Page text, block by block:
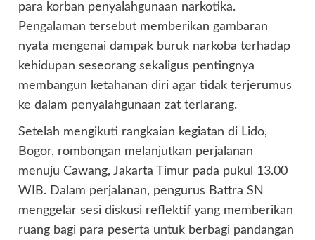
para korban penyalahgunaan narkotika.
Pengalaman tersebut memberikan gambaran
nyata mengenai dampak buruk narkoba terhadap
kehidupan seseorang sekaligus pentingnya
membangun ketahanan diri agar tidak terjerumus
ke dalam penyalahgunaan zat terlarang.
Setelah mengikuti rangkaian kegiatan di Lido,
Bogor, rombongan melanjutkan perjalanan
menuju Cawang, Jakarta Timur pada pukul 13.00
WIB. Dalam perjalanan, pengurus Battra SN
menggelar sesi diskusi reflektif yang memberikan
ruang bagi para peserta untuk berbagi pandangan